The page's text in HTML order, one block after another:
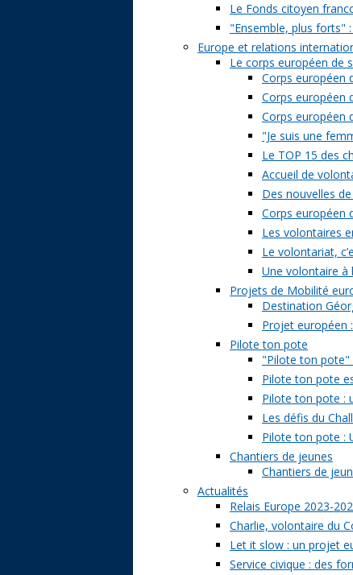
Le Fonds citoyen
"Ensemble, plus forts"
Europe et relations
Le corps européen de
Corps européen
Corps européen
Corps européen
"Je suis une
Le TOP 15 des
Accueil de
Des nouvelles
Corps européen
Les volontaires
Le volontariat,
Une volontaire à
Projets de Mobilité
Destination
Projet européen
Pilote ton pote
"Pilote ton pote"
Pilote ton pote
Pilote ton pote :
Les défis du
Pilote ton pote :
Chantiers de jeunes
Chantiers de
Actualités
Relais Europe 2023-
Charlie, volontaire du
Let it slow : un projet
Service civique : des